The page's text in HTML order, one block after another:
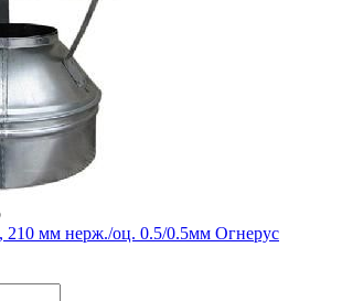
210 мм нерж./оц. 0.5/0.5мм Огнерус